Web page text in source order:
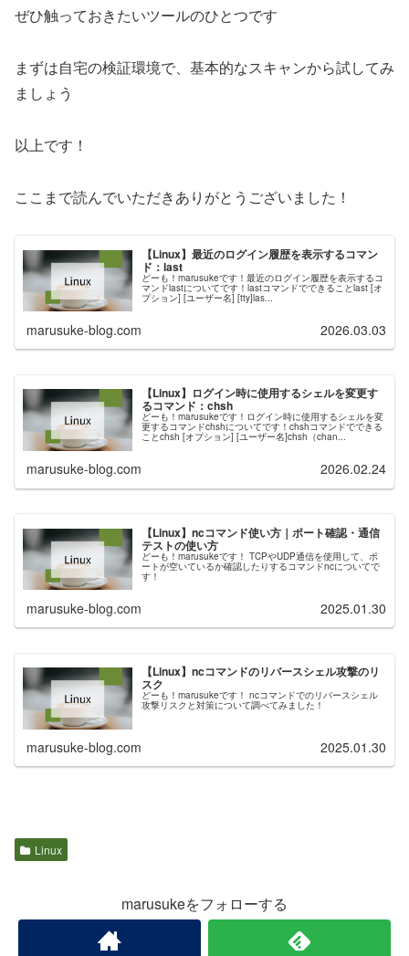
ぜひ触っておきたいツールのひとつです
まずは自宅の検証環境で、基本的なスキャンから試してみ
ましょう
以上です！
ここまで読んでいただきありがとうございました！
【Linux】最近のログイン履歴を表示するコマン
ド：last
どーも！marusukeです！最近のログイン履歴を表示するコ
マンドlastについてです！lastコマンドでできることlast [オ
プション] [ユーザー名] [tty]las...
marusuke-blog.com 2026.03.03
【Linux】ログイン時に使用するシェルを変更す
るコマンド：chsh
どーも！marusukeです！ログイン時に使用するシェルを変
更するコマンドchshについてです！chshコマンドでできる
ことchsh [オプション] [ユーザー名]chsh（chan...
marusuke-blog.com 2026.02.24
【Linux】ncコマンド使い方｜ポート確認・通信
テストの使い方
どーも！marusukeです！ TCPやUDP通信を使用して、ポ
ートが空いているか確認したりするコマンドncについてで
す！
marusuke-blog.com 2025.01.30
【Linux】ncコマンドのリバースシェル攻撃のリ
スク
どーも！marusukeです！ ncコマンドでのリバースシェル
攻撃リスクと対策について調べてみました！
marusuke-blog.com 2025.01.30
Linux
marusukeをフォローする